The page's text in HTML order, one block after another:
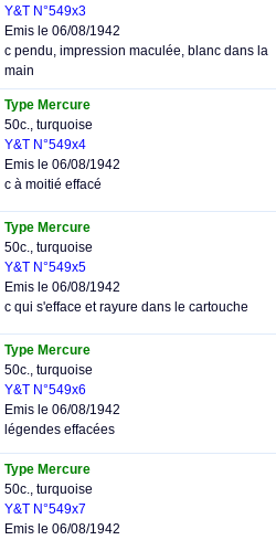
Y&T N°549x3
Emis le 06/08/1942
c pendu, impression maculée, blanc dans la
main
Type Mercure
50c., turquoise
Y&T N°549x4
Emis le 06/08/1942
c à moitié effacé
Type Mercure
50c., turquoise
Y&T N°549x5
Emis le 06/08/1942
c qui s'efface et rayure dans le cartouche
Type Mercure
50c., turquoise
Y&T N°549x6
Emis le 06/08/1942
légendes effacées
Type Mercure
50c., turquoise
Y&T N°549x7
Emis le 06/08/1942